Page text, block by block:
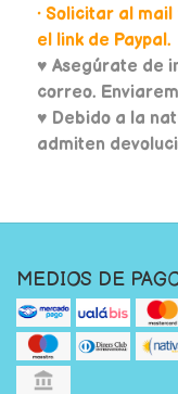
• Solicitar al
el link de Paypal.
♥ Asegúrate de
correo.
♥ Debido a la
admiten
MEDIOS DE